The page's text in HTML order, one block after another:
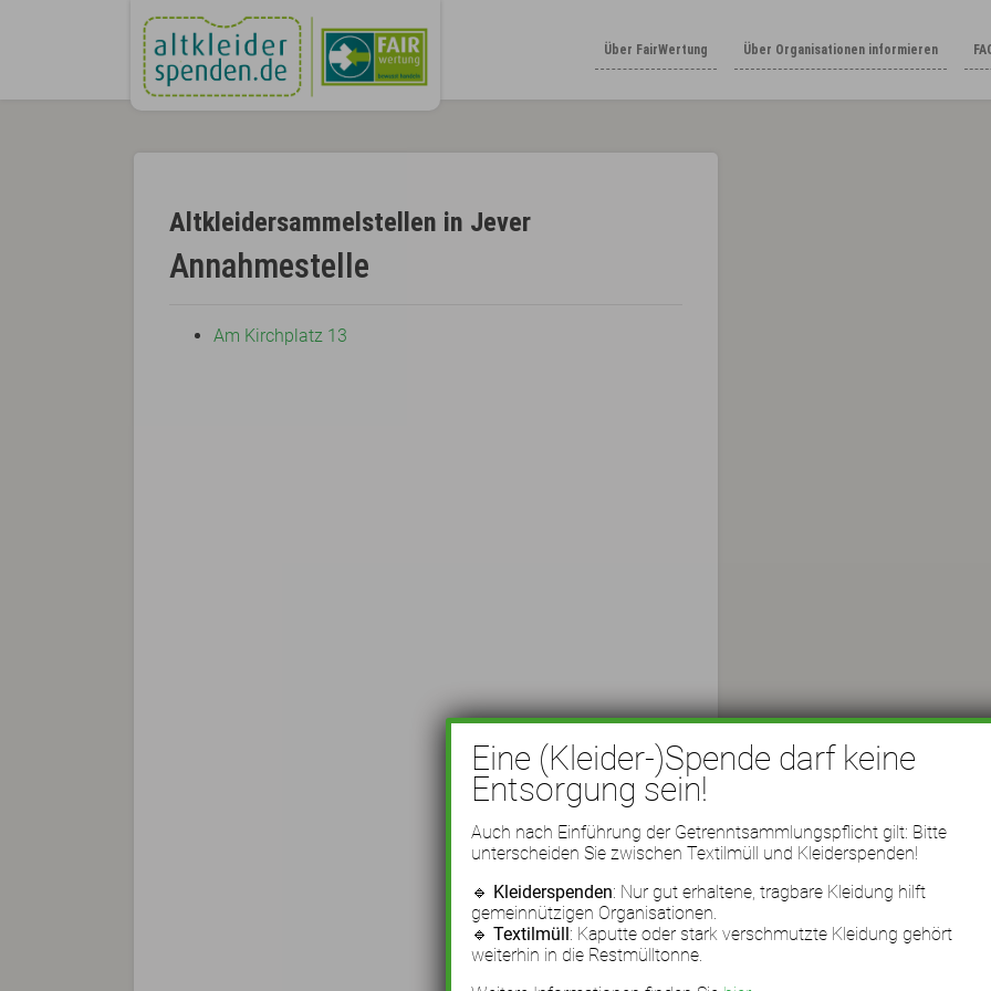
Über FairWertung Über Organisationen informieren
Altkleidersammelstellen in Jever
Annahmestelle
Am Kirchplatz 13
Eine (Kleider-)Spende darf keine
Entsorgung sein!
Auch nach Einführung der Getrenntsammlungspflicht gilt: Bitte
unterscheiden Sie zwischen Textilmüll und Kleiderspenden!
🔹 Kleiderspenden: Nur gut erhaltene, tragbare Kleidung hilft
gemeinnützigen Organisationen.
🔹Textilmüll: Kaputte oder stark verschmutzte Kleidung gehört
weiterhin in die Restmülltonne.